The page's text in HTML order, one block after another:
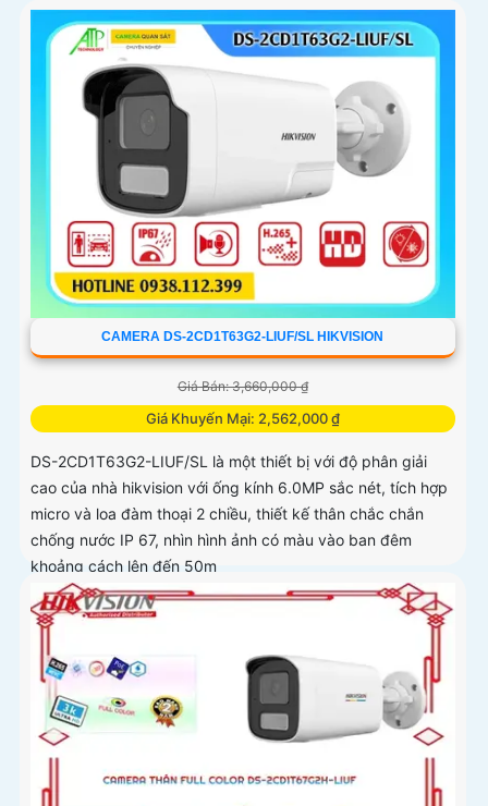
ninh hiệu quả
CAMERA DS-2CD1T63G2-LIUF/SL HIKVISION
Giá Bán: 3,660,000 ₫
Giá Khuyến Mại: 2,562,000 ₫
DS-2CD1T63G2-LIUF/SL là một thiết bị với độ phân giải
cao của nhà hikvision với ống kính 6.0MP sắc nét, tích hợp
micro và loa đàm thoại 2 chiều, thiết kế thân chắc chắn
chống nước IP 67, nhìn hình ảnh có màu vào ban đêm
khoảng cách lên đến 50m